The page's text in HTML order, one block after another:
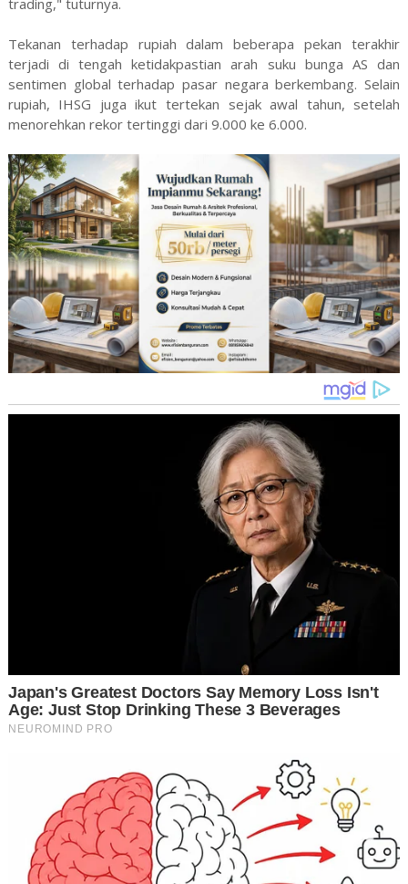
Tekanan terhadap rupiah dalam beberapa pekan terakhir
terjadi di tengah ketidakpastian arah suku bunga AS dan
sentimen global terhadap pasar negara berkembang. Selain
rupiah, IHSG juga ikut tertekan sejak awal tahun, setelah
menorehkan rekor tertinggi dari 9.000 ke 6.000.